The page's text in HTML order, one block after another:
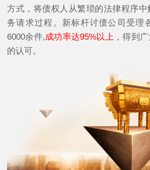
方式，将债权人从繁琐的法律程序
务请求过程。新标杆讨债公司受理
6000余件,成功率达95%以上 ，得到
的认可。